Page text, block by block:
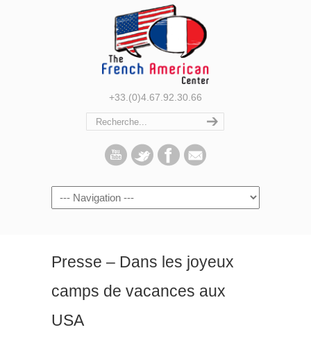
+33.(0)4.67.92.30.66
Navigation
Presse – Dans les joyeux
camps de vacances aux
USA